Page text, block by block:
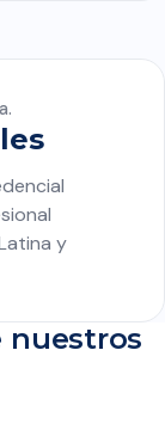
y
nuestros